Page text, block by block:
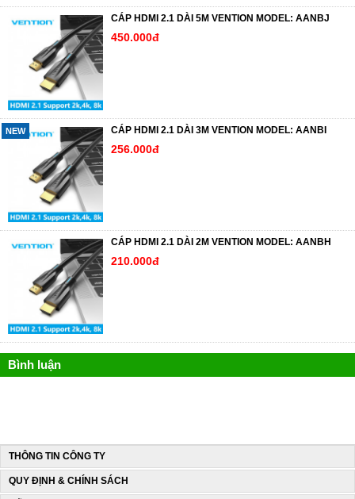
CÁP HDMI 2.1 DÀI 5M VENTION MODEL: AANBJ
450.000đ
NEW CÁP HDMI 2.1 DÀI 3M VENTION MODEL: AANBI
256.000đ
CÁP HDMI 2.1 DÀI 2M VENTION MODEL: AANBH
210.000đ
Bình luận
THÔNG TIN CÔNG TY
QUY ĐỊNH & CHÍNH SÁCH